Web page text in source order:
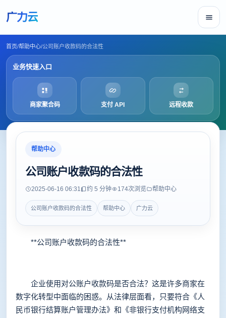
广力云
首页/帮助中心/公司账户收款码的合法性
业务快速入口
商家聚合码 支付 API 远程收款
帮助中心
公司账户收款码的合法性
2025-06-16 06:31 约 5 分钟 174次浏览 帮助中心
公司账户收款码的合法性 帮助中心 广力云
**公司账户收款码的合法性**
企业使用对公账户收款码是否合法？这是许多商家在
数字化转型中面临的困惑。从法律层面看，只要符合《人
民币银行结算账户管理办法》和《非银行支付机构网络支